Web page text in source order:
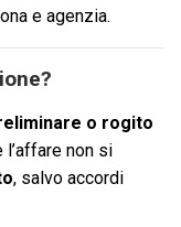
e agenzia.
o rogito
non si
, salvo accordi